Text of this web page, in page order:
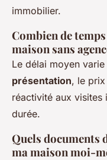
immobilier.
Combien de
maison sans
Le délai moyen
présentation, le
réactivité aux visites
durée.
Quels documents
ma maison moi-